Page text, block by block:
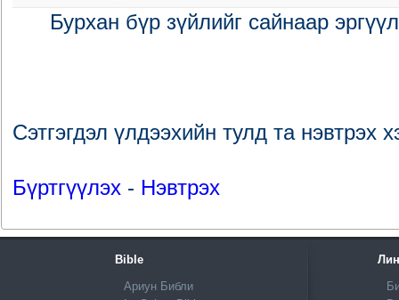
Бурхан бүр зүйлийг сайнаар
Сэтгэгдэл үлдээхийн тулд та нэвтрэх
Бүртгүүлэх - Нэвтрэх
Bible
Ариун Библи